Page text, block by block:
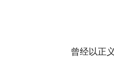
曾经以正